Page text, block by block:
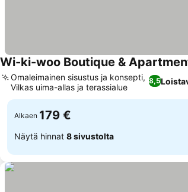
Wi-ki-woo Boutique &
8,5
Omaleimainen sisustus ja konsepti,
Vilkas uima-allas ja terassialue
Alkaen 179 €
Näytä hinnat 8 sivustolta